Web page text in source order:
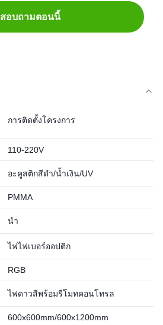
สอบถามตอนนี้
การติดตั้งโครงการ
110-220V
อะคูสติกสีดำ/น้ำเงิน/UV
PMMA
นำ
ไฟไฟเบอร์ออปติก
RGB
ไฟดาวสีพร้อมรีโมทคอนโทรล
600x600mm/600x1200mm